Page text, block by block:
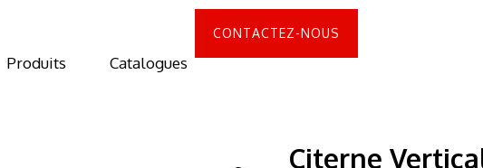
Produits Catalogues
CONTACTEZ-NOUS
Citerne